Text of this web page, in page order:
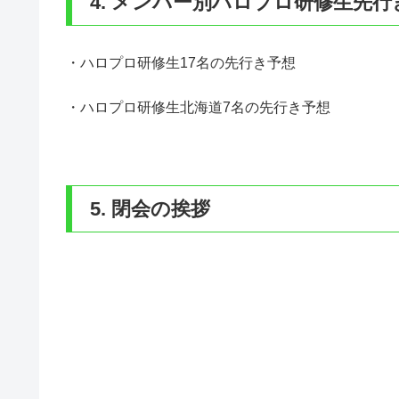
・ハロプロ研修生17名の先行き予想
・ハロプロ研修生北海道7名の先行き予想
5. 閉会の挨拶